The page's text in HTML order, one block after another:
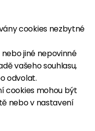
cookies nezbytné
jiné nepovinné
vašeho souhlasu,
odvolat.
cookies mohou být
nebo v nastavení